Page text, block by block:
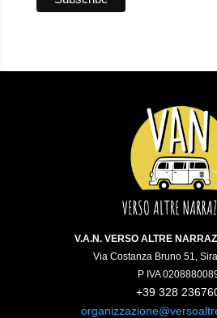
V.A.N. VERSO ALTRE
Via Costanza Bruno 51,
P IVA
+39 328